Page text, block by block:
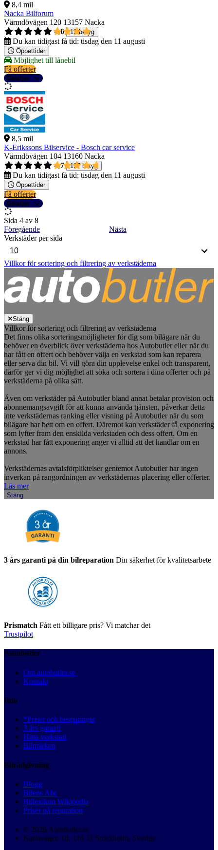
8,4 mil
Nacka Bilforum
Värmdövägen 120 13157 Nacka
4,0
12 betyg
Du kan tidigast få tid: tisdag den 11 augusti
Öppettider
Möjlighet till lånebil
Få offerter
Detaljer
8,5 mil
K-Erikssons Bilservice - Bosch car service
Värmdövägen 104 13160 Nacka
4,7
197 betyg
Du kan tidigast få tid: tisdag den 11 augusti
Öppettider
Få offerter
Detaljer
Sida 4 av 8
Föregående
Nästa
Verkstäder per sida
Villkor för sortering och filtrering av verkstäderna
Stäng
Villkor för sortering och filtrering av verkstäderna
Det finns olika sorteringsmöjligheter för dig som bilägare när du
behöver en överblick över verkstäderna hos Autobutler eller när du
har fått en offert och behöver välja en verkstad som kan reparera
eller serva din bil. Vi vill göra din upplevelse enkel och transparent,
därför ger vi dig möjlighet att söka och sortera i dina offerter och på
verkstäderna på olika sätt.
Även om verkstäder på Autobutler bland annat betalar provision och
abonnemangsavgift för att kunna använda tjänsten, påverkar detta
inte verkstädernas ranking eller visning på Autobutler när du som
bilägare har bett om en offert. Däremot kan verkstäder få exponering
som lyfter fram den enskilda verkstaden och dess offert. Om en
verkstad har fått exponering anger vi alltid att det handlar om en
annons.
Verkstädernas avtalsförpliktelser gentemot Autobutler har ingen
inverkan på rangordningen av verkstädernas placering eller offerter.
Läs mer
Stäng
3 års garanti på din bilreparation Din säkerhet för kvalitetsarbete
Prismatch Fått ett billigare pris? Vi matchar det
Trustpilot
Autobutler
Om autobutler.se
Kontakt
Info
*Priser och besparingar
3 års garanti
Hitta verkstad
Bilmärken
Bilrådgivning
Blogg
Bilens Abc
Billexikon Wikipedia
Priser på reparation
© 2026 Autobutler.se
Karlavägen 18, 114 31 Stockholm, Sverige